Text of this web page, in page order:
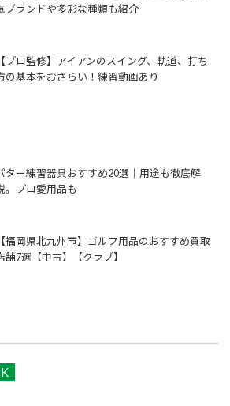
ブランドや多彩な種類も紹介
【プロ監修】アイアンのスイング、軌道、打ち
の基本をおさらい！練習動画あり
ター練習器具おすすめ20選｜用途も徹底解
。プロ愛用品も
【福岡県北九州市】ゴルフ用品のおすすめ買取
舗7選【中古】【クラブ】